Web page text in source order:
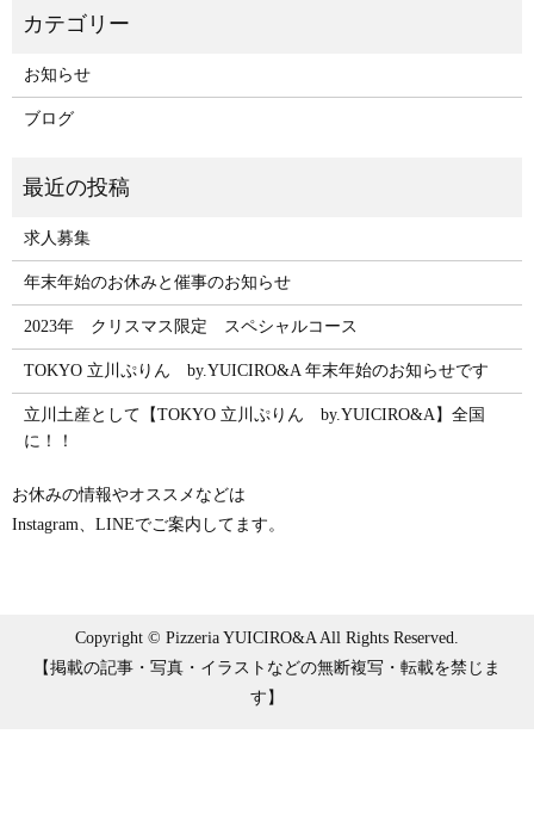
お知らせ
ブログ
求人募集
年末年始のお休みと催事のお知らせ
2023年 クリスマス限定 スペシャルコース
TOKYO 立川ぷりん by.YUICIRO&A 年末年始のお知らせです
立川土産として【TOKYO 立川ぷりん by.YUICIRO&A】全国
に！！
お休みの情報やオススメなどは
Instagram、LINEでご案内してます。
Copyright © Pizzeria YUICIRO&A All Rights Reserved.
【掲載の記事・写真・イラストなどの無断複写・転載を禁じま
す】